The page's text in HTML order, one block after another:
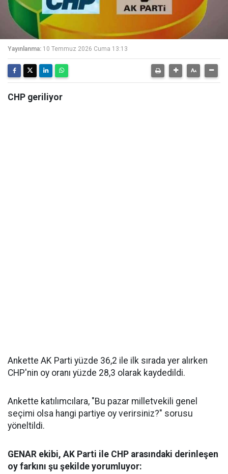
Yayınlanma: 10 Temmuz 2026 Cuma 13:13
CHP geriliyor
Ankette AK Parti yüzde 36,2 ile ilk sırada yer alırken
CHP'nin oy oranı yüzde 28,3 olarak kaydedildi.
Ankette katılımcılara, "Bu pazar milletvekili genel
seçimi olsa hangi partiye oy verirsiniz?" sorusu
yöneltildi.
GENAR ekibi, AK Parti ile CHP arasındaki derinleşen
oy farkını şu şekilde yorumluyor: